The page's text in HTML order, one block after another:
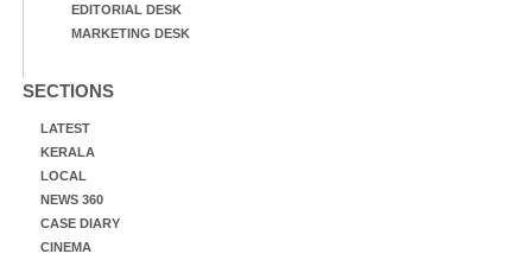
EDITORIAL DESK
MARKETING DESK
SECTIONS
LATEST
KERALA
LOCAL
NEWS 360
CASE DIARY
CINEMA